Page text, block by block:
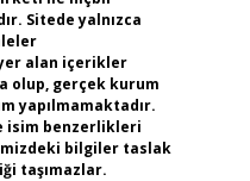
Sitede yalnızca
alan içerikler
olup, gerçek kurum
yapılmamaktadır.
isim benzerlikleri
bilgiler taslak
taşımazlar.